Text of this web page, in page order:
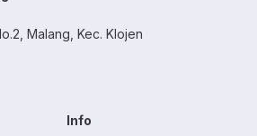
Malang, Kec. Klojen
Info